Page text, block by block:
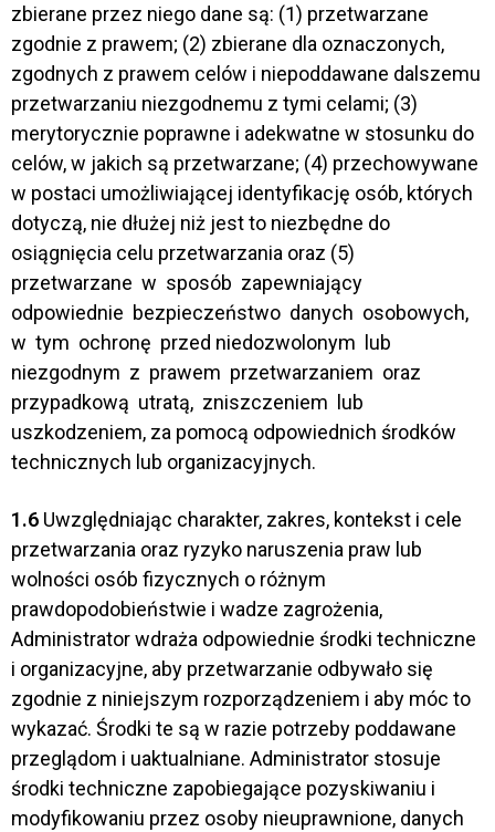
zbierane przez niego dane są: (1) przetwarzane
zgodnie z prawem; (2) zbierane dla oznaczonych,
zgodnych z prawem celów i niepoddawane dalszemu
przetwarzaniu niezgodnemu z tymi celami; (3)
merytorycznie poprawne i adekwatne w stosunku do
celów, w jakich są przetwarzane; (4) przechowywane
w postaci umożliwiającej identyfikację osób, których
dotyczą, nie dłużej niż jest to niezbędne do
osiągnięcia celu przetwarzania oraz (5)
przetwarzane w sposób zapewniający
odpowiednie bezpieczeństwo danych osobowych,
w tym ochronę przed niedozwolonym lub
niezgodnym z prawem przetwarzaniem oraz
przypadkową utratą, zniszczeniem lub
uszkodzeniem, za pomocą odpowiednich środków
technicznych lub organizacyjnych.
1.6 Uwzględniając charakter, zakres, kontekst i cele
przetwarzania oraz ryzyko naruszenia praw lub
wolności osób fizycznych o różnym
prawdopodobieństwie i wadze zagrożenia,
Administrator wdraża odpowiednie środki techniczne
i organizacyjne, aby przetwarzanie odbywało się
zgodnie z niniejszym rozporządzeniem i aby móc to
wykazać. Środki te są w razie potrzeby poddawane
przeglądom i uaktualniane. Administrator stosuje
środki techniczne zapobiegające pozyskiwaniu i
modyfikowaniu przez osoby nieuprawnione, danych